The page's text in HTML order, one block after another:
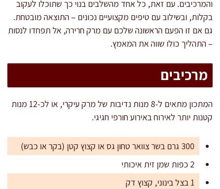
והמרכיבים. עם זאת, כל אחד מהשלבים בנוי כך שתוכלו לעקוב
בקלות, ובשילוב עם טיפים מקצועיים נכונים – התוצאה מובטחת.
גם אם זו הפעם הראשונה שלכם עם מרק חרירה, אל תפחדו לנסות
– התהליך כולו שווה את המאמץ.
מרכיבים
המתכון מתאים ל-8 מנות נדיבות של מרק עיקרי, או לכ-12 מנות
קטנות יותר לאירוח באירוע חורפי חגיגי.
300 גרם בשר צוואר טחון גס או קצוץ קטן (בקר או כבש)
2 כפות שמן זית איכותי
1 בצל בינוני, קצוץ דק